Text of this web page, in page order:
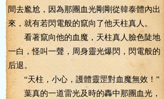
間去尷尬，因為那團血光剛剛從韓泰體內出
來，就有若閃電般的竄向了他天柱真人。
看著竄向他的血魔，天柱真人臉色陡地
一白，怪叫一聲，周身靈光爆閃，閃電般的
后退。
“天柱，小心，護體靈罡對血魔無效！”
葉真的一道雷光及時的轟中那團血光，